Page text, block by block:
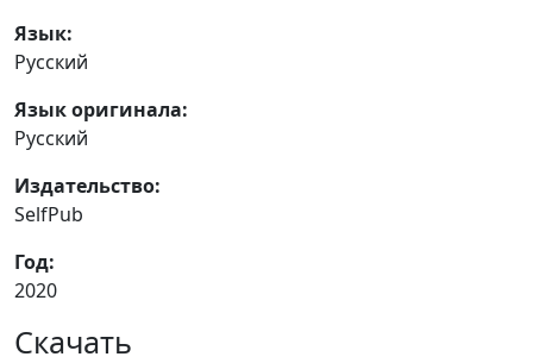
Язык:
Русский
Язык оригинала:
Русский
Издательство:
SelfPub
Год:
2020
Скачать